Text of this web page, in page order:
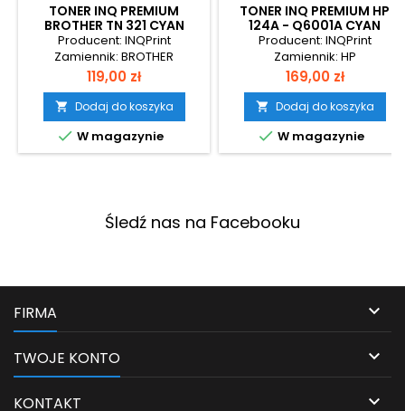
TONER INQ PREMIUM
BROTHER TN 321 CYAN
Producent: INQPrint
Zamiennik: BROTHER
Cena
119,00 zł
 Dodaj do koszyka
 W magazynie
TONER INQ PREMIUM HP
124A - Q6001A CYAN
Producent: INQPrint
Zamiennik: HP
Cena
169,00 zł
 Dodaj do koszyka
 W magazynie
Śledź nas na Facebooku
FIRMA 
TWOJE KONTO 
KONTAKT 